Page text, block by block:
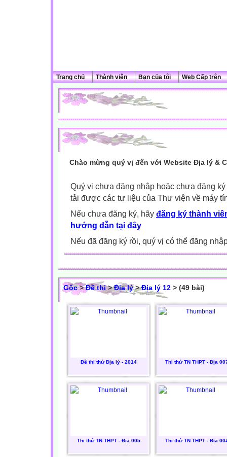
Trang chủ Thành viên Bạn của tôi Web Cấp trên
Chào mừng quý vị đến với Website Địa lý &
Quý vị chưa đăng nhập hoặc chưa đăng
tải được các tư liệu của Thư viện về máy
Nếu chưa đăng ký, hãy đăng ký thành
hướng dẫn tại đây
Nếu đã đăng ký rồi, quý vị có thể đăng
Gốc>Đề thi>Địa lý>Địa lý 12 > (49 bài)
Đề thi thử Địa lý - 2014 Thi thử TN THPT - Địa
Thi thử TN THPT - Địa 005 Thi thử TN THPT - Địa